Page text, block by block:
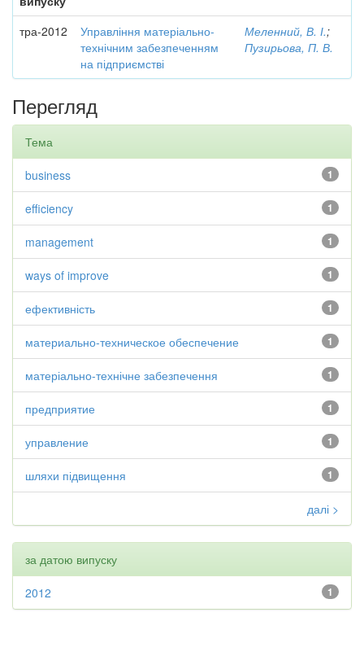
тра-2012
Управління матеріально-
технічним забезпеченням
на підприємстві
Меленний, В. І.;
Пузирьова, П. В.
Перегляд
Тема
1
business
1
efficiency
1
management
1
ways of improve
1
ефективність
1
материально-техническое обеспечение
1
матеріально-технічне забезпечення
1
предприятие
1
управление
1
шляхи підвищення
далі >
за датою випуску
1
2012